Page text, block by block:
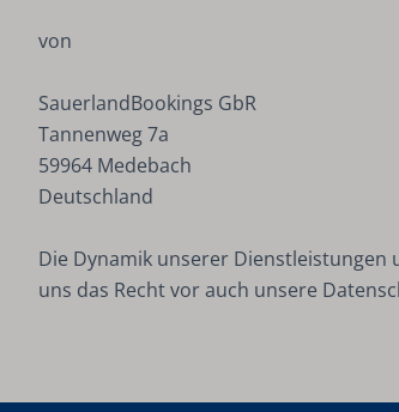
von
SauerlandBookings GbR
Tannenweg 7a
59964 Medebach
Deutschland
Die Dynamik unserer Dienstleistungen
uns das Recht vor auch unsere